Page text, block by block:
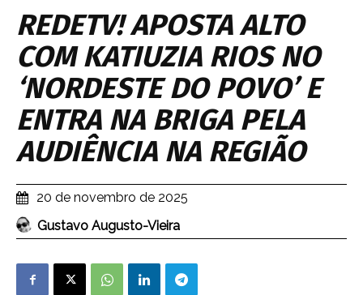
REDETV! APOSTA ALTO
COM KATIUZIA RIOS NO
‘NORDESTE DO POVO’ E
ENTRA NA BRIGA PELA
AUDIÊNCIA NA REGIÃO
20 de novembro de 2025
Gustavo Augusto-Vieira